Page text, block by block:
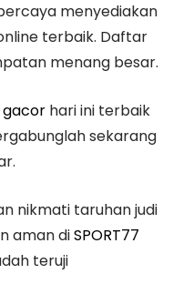
menyediakan
terbaik. Daftar
menang besar.
hari ini terbaik
sekarang
nikmati taruhan judi
aman diSPORT77
teruji